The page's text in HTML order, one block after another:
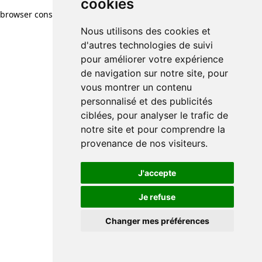
cookies
Nous utilisons des cookies et
d'autres technologies de suivi
pour améliorer votre expérience
de navigation sur notre site, pour
vous montrer un contenu
personnalisé et des publicités
ciblées, pour analyser le trafic de
notre site et pour comprendre la
provenance de nos visiteurs.
J'accepte
Je refuse
Changer mes préférences
browser console for more information)